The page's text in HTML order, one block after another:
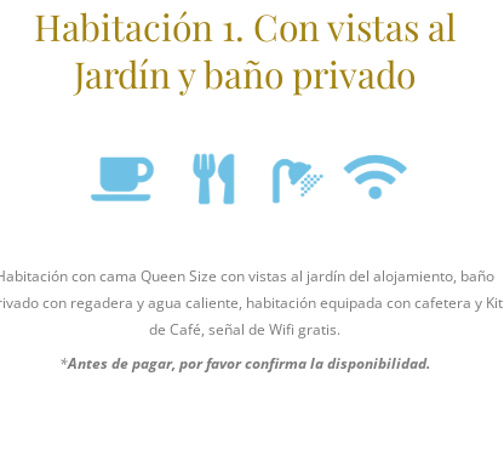
Habitación 1. Con vistas al
Jardín y baño privado
con cama Queen Size con vistas al jardín del alojamiento, baño
con regadera y agua caliente, habitación equipada con cafetera y Kit
de Café, señal de Wifi gratis.
*Antes de pagar, por favor confirma la disponibilidad.